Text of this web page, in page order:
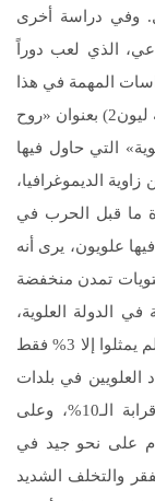
وفي دراسة أخرى
الذي لعب دوراً
المهمة في هذا
الجانب هي التي أعدها “فابريس بالانش” (جامعة ليون2) بعنوان «روح
التي حاول فيها
الديموغرافيا،
ما قبل الحرب في
علويون، يرى أنه
مستويات تمدن منخفضة
الدولة العلوية،
ولذلك شكلوا ثلثي سكان الدولة العلوية، لكنهم لم يمثلوا إلا 3% فقط
العلويين في بلدات
ومراكز المنطقة الحضرية بنسبة مهمة بلغت قرابة الـ10%، وعلى
على نحو جيد في
والتخلف الشديد